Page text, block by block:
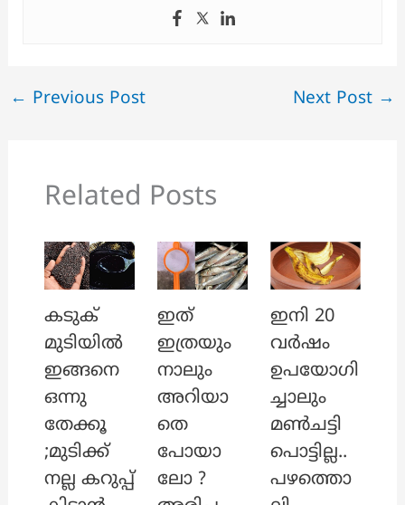
← Previous Post Next Post →
Related Posts
കടുക്
മുടിയിൽ
ഇങ്ങനെ
ഒന്നു
തേക്കൂ
;മുടിക്ക്
നല്ല കറുപ്പ്
ഇത്
ഇത്രയും
നാലും
അറിയാ
തെ
പോയാ
ലോ ?
ഇനി 20
വർഷം
ഉപയോഗി
ച്ചാലും
മൺചട്ടി
പൊട്ടില്ല..
പഴത്തൊ